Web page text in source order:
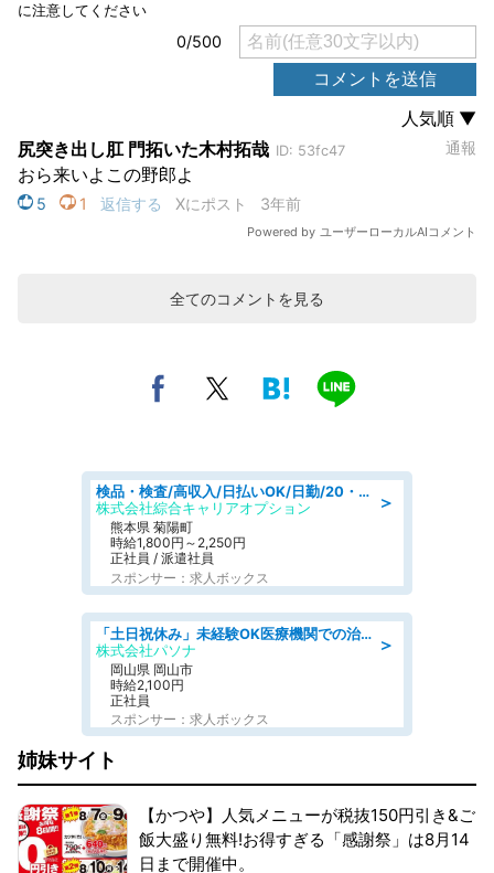
全てのコメントを見る
＞
検品・検査/高収入/日払いOK/日勤/20・30・40代活躍中/製造 工場
株式会社綜合キャリアオプション
熊本県 菊陽町
時給1,800円～2,250円
正社員 / 派遣社員
スポンサー：求人ボックス
＞
「土日祝休み」未経験OK医療機関での治験コーディネーターのお仕事
株式会社パソナ
岡山県 岡山市
時給2,100円
正社員
スポンサー：求人ボックス
姉妹サイト
【かつや】人気メニューが税抜150円引き&ご
飯大盛り無料!お得すぎる「感謝祭」は8月14
日まで開催中。